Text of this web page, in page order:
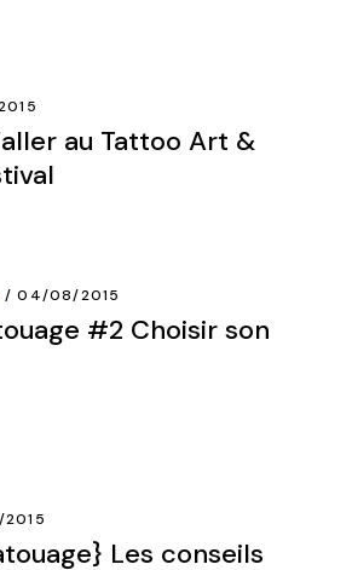
au Tattoo Art &
04/08/2015
#2 Choisir son
Les conseils